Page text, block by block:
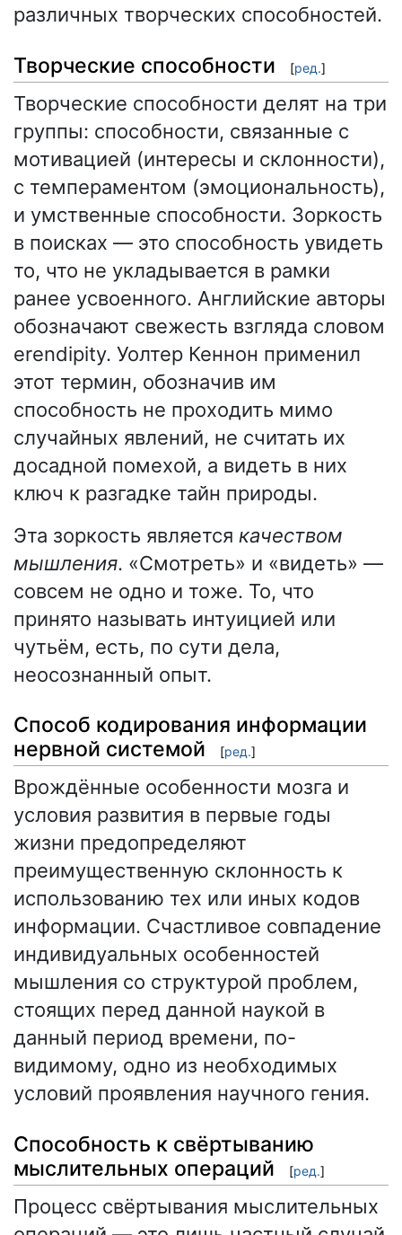
различных творческих способностей.
Творческие способности [ред.]
Творческие способности делят на три
группы: способности, связанные с
мотивацией (интересы и склонности),
с темпераментом (эмоциональность),
и умственные способности. Зоркость
в поисках — это способность увидеть
то, что не укладывается в рамки
ранее усвоенного. Английские авторы
обозначают свежесть взгляда словом
erendipity. Уолтер Кеннон применил
этот термин, обозначив им
способность не проходить мимо
случайных явлений, не считать их
досадной помехой, а видеть в них
ключ к разгадке тайн природы.
Эта зоркость является качеством
мышления. «Смотреть» и «видеть» —
совсем не одно и тоже. То, что
принято называть интуицией или
чутьём, есть, по сути дела,
неосознанный опыт.
Способ кодирования информации
нервной системой
[ред.]
Врождённые особенности мозга и
условия развития в первые годы
жизни предопределяют
преимущественную склонность к
использованию тех или иных кодов
информации. Счастливое совпадение
индивидуальных особенностей
мышления со структурой проблем,
стоящих перед данной наукой в
данный период времени, по-
видимому, одно из необходимых
условий проявления научного гения.
Способность к свёртыванию
мыслительных операций
[ред.]
Процесс свёртывания мыслительных